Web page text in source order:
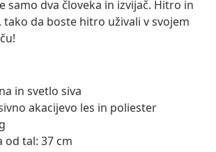
samo dva človeka in izvijač. Hitro in
tako da boste hitro uživali v svojem
in svetlo siva
akacijevo les in poliester
od tal: 37 cm